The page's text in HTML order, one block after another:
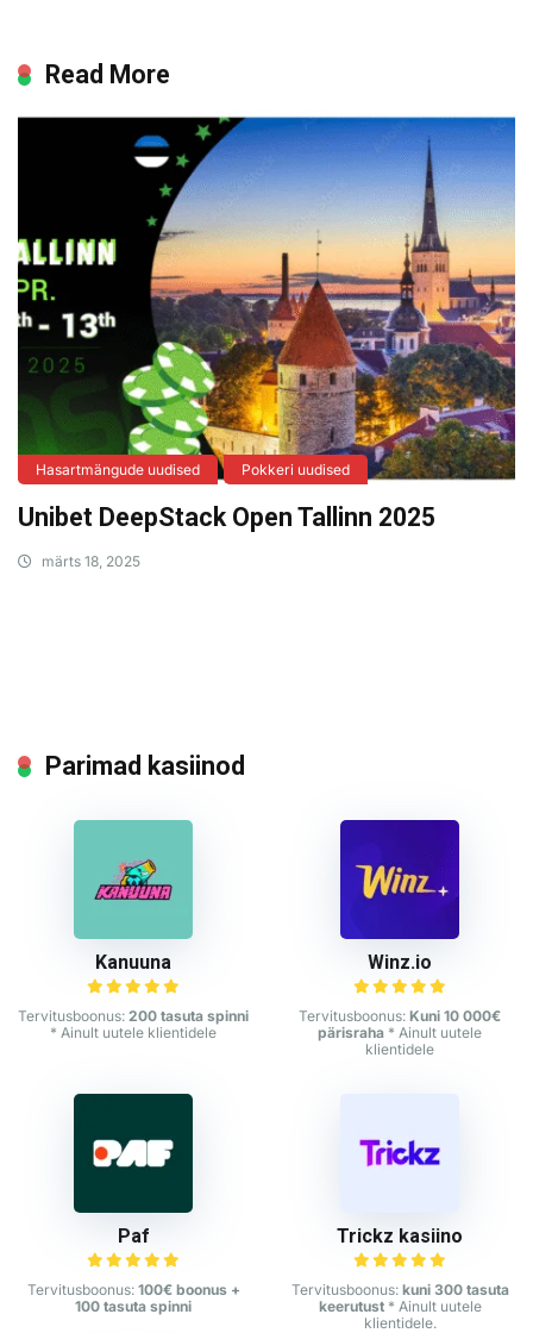
Read More
Hasartmängude uudised Pokkeri uudised
Unibet DeepStack Open Tallinn 2025
märts 18, 2025
Parimad kasiinod
Kanuuna
Tervitusboonus: 200 tasuta spinni
* Ainult uutele klientidele
Winz.io
Tervitusboonus: Kuni 10 000€
pärisraha * Ainult uutele
klientidele
Paf
Tervitusboonus: 100€ boonus +
100 tasuta spinni
Trickz kasiino
Tervitusboonus: kuni 300 tasuta
keerutust* Ainult uutele
klientidele.